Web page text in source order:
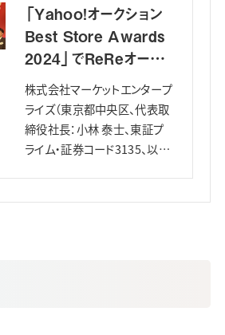
「Yahoo!オークション
Best Store Awards
2024」でReReオーク
ションストアが総合賞
第…
株式会社マーケットエンタープ
ライズ（東京都中央区、代表取
締役社長：小林 泰士、東証プ
ライム・証券コード3135、以下
発表された「Yahoo!オークシ